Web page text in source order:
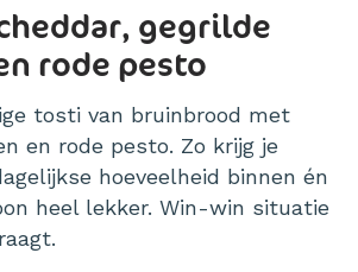
gegrilde
rode pesto
tosti van bruinbrood met
en rode pesto. Zo krijg je
hoeveelheid binnen én
heel lekker. Win-win situatie